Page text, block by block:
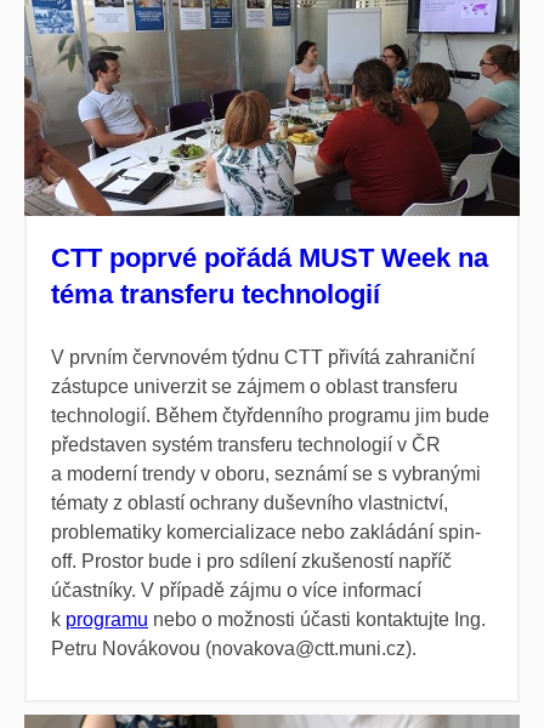
CTT poprvé pořádá MUST Week na
téma transferu technologií
V prvním červnovém týdnu CTT přivítá zahraniční
zástupce univerzit se zájmem o oblast transferu
technologií. Během čtyřdenního programu jim bude
představen systém transferu technologií v ČR
a moderní trendy v oboru, seznámí se s vybranými
tématy z oblastí ochrany duševního vlastnictví,
problematiky komercializace nebo zakládání spin-
off. Prostor bude i pro sdílení zkušeností napříč
účastníky. V případě zájmu o více informací
k programu nebo o možnosti účasti kontaktujte Ing.
Petru Novákovou (novakova@ctt.muni.cz).